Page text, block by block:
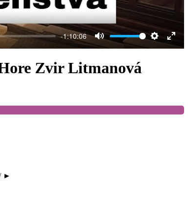
-1:10:06
Mute Settings
Zvir Litmanová
►